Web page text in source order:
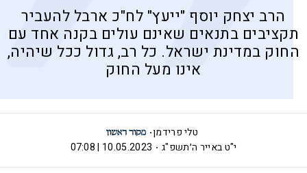
הרב יצחק יוסף "ייעץ" לח"כ ארבל להעביר
תקציבים בתנאים שאינם עולים בקנה אחד עם
החוק במדינת ישראל. כל רב, גדול ככל שיהיה,
אינו מעל החוק
טלי פרידמן
י"ט באייר ה׳תשפ"ג
10.05.2023 | 07:08